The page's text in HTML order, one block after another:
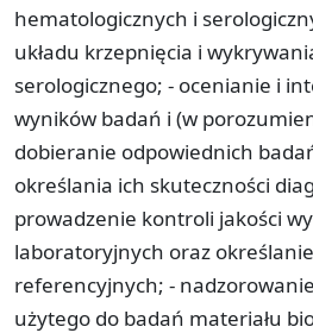
hematologicznych i
układu krzepnięcia i
serologicznego; - ocenianie i
wyników badań i (w
dobieranie odpowiednich
określania ich skuteczności
prowadzenie kontroli jakości
laboratoryjnych oraz
referencyjnych; -
użytego do badań materiału